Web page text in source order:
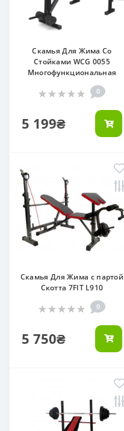
Скамья Для Жима Со
Стойками WCG 0055
Многофункциональная
0
5 199₴
Скамья Для Жима с партой
Скотта 7FIT L910
0
5 750₴